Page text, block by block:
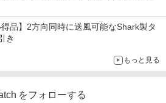
得品】2方向同時に送風可能なShark製タ
き
もっと見る
をフォローする